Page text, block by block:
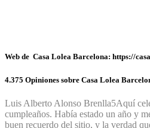
Web de Casa Lolea Barcelona: https://
4.375 Opiniones sobre Casa Lolea
Luis Alberto Alonso Brenlla5Aquí
cumpleaños. Había estado un año y
buen recuerdo del sitio, y la verdad